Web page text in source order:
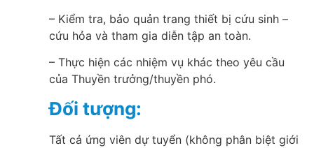
– Kiểm tra, bảo quản trang thiết bị cứu sinh –
cứu hỏa và tham gia diễn tập an toàn.
– Thực hiện các nhiệm vụ khác theo yêu cầu
của Thuyền trưởng/thuyền phó.
Đối tượng:
Tất cả ứng viên dự tuyển (không phân biệt giới